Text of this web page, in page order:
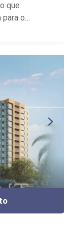
que
para o
77 a 177
um ou
torre
de lazer
-
- Praça
-
no